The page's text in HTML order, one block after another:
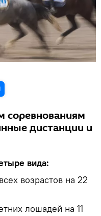
соревнованиям
дистанции и
вида:
возрастов на 22
лошадей на 11